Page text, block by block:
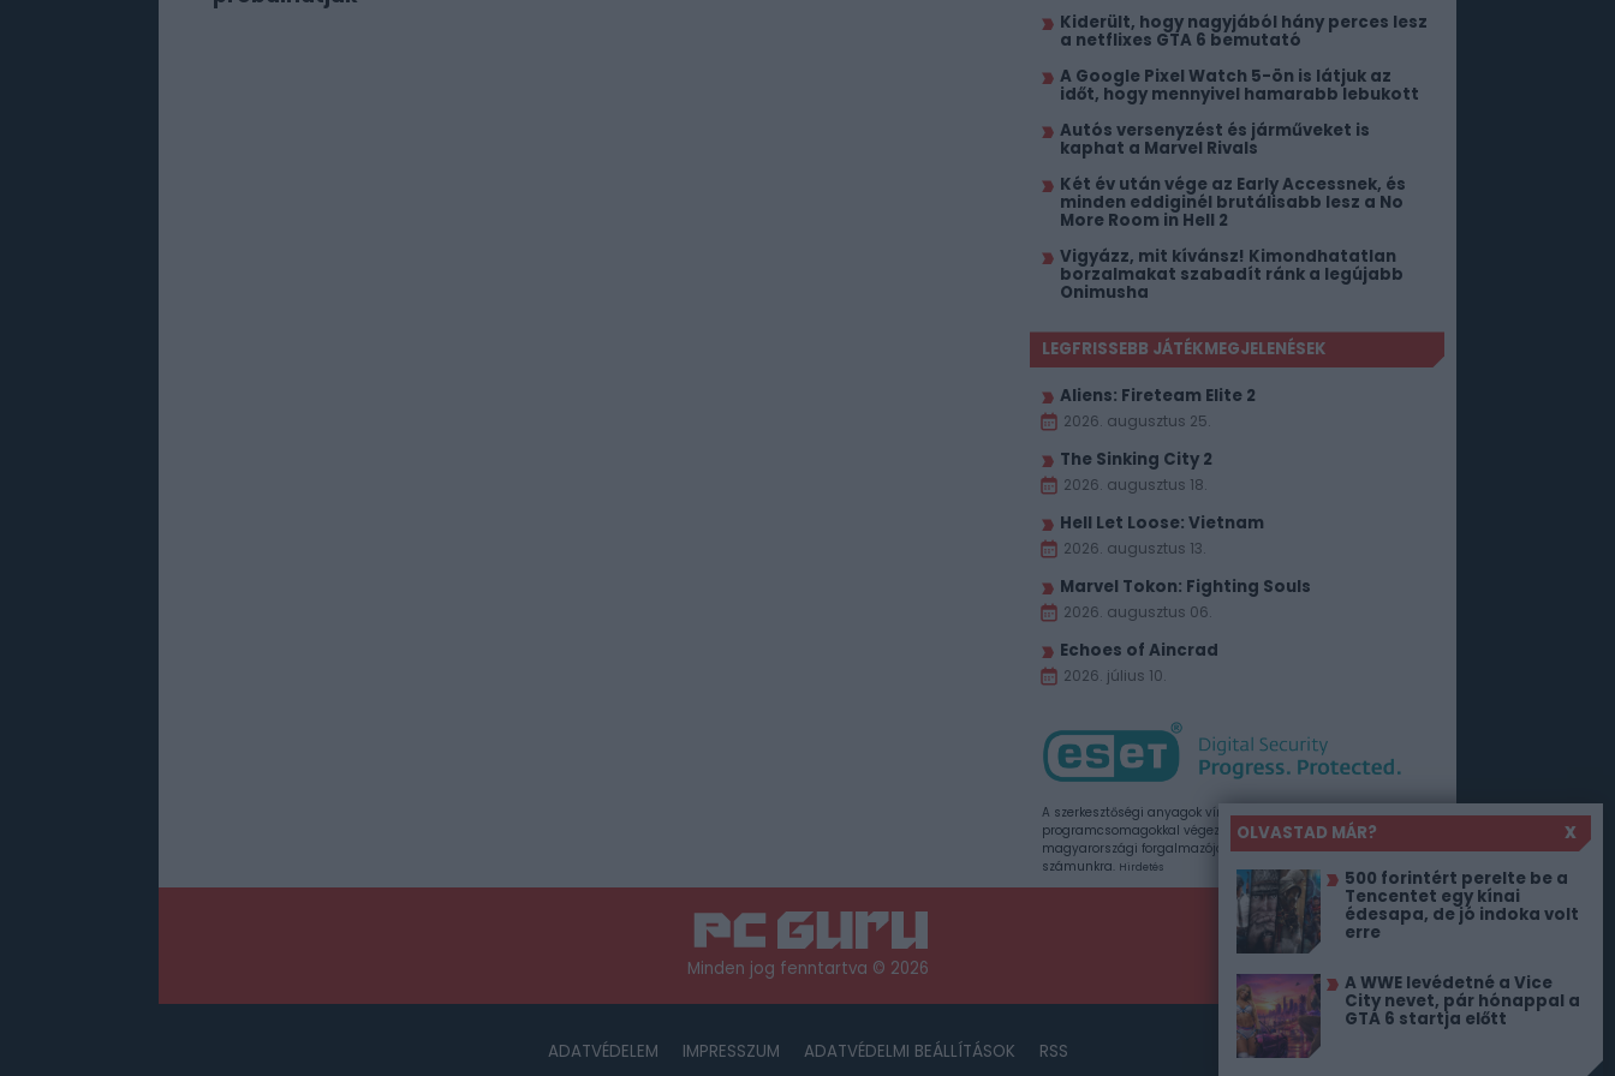
OLVASTAD MÁR?
X
500 forintért perelte be a
Tencentet egy kínai
édesapa, de jó indoka volt
erre
A WWE levédetné a Vice
City nevet, pár hónappal a
GTA 6 startja előtt
Kiderült, hogy nagyjából hány perces lesz
a netflixes GTA 6 bemutató
A Google Pixel Watch 5-ön is látjuk az
időt, hogy mennyivel hamarabb lebukott
Autós versenyzést és járműveket is
kaphat a Marvel Rivals
Két év után vége az Early Accessnek, és
minden eddiginél brutálisabb lesz a No
More Room in Hell 2
Vigyázz, mit kívánsz! Kimondhatatlan
borzalmakat szabadít ránk a legújabb
Onimusha
LEGFRISSEBB JÁTÉKMEGJELENÉSEK
Aliens: Fireteam Elite 2
2026. augusztus 25.
The Sinking City 2
2026. augusztus 18.
Hell Let Loose: Vietnam
2026. augusztus 13.
Marvel Tokon: Fighting Souls
2026. augusztus 06.
Echoes of Aincrad
2026. július 10.
A szerkesztőségi anyagok vírusellenőrzését az ESET
programcsomagokkal végezzük, amelyet a szoftver
magyarországi forgalmazója, a Sicontact Kft. biztosít
számunkra. Hirdetés
Minden jog fenntartva © 2026
ADATVÉDELEM IMPRESSZUM ADATVÉDELMI BEÁLLÍTÁSOK RSS